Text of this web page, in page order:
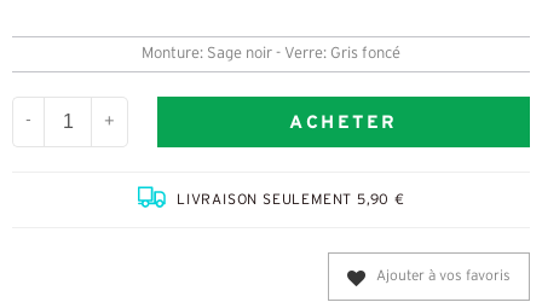
Monture: Sage noir - Verre: Gris foncé
- + ACHETER
LIVRAISON SEULEMENT 5,90 €
Ajouter à vos favoris